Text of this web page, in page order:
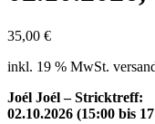
35,00 €
inkl. 19 % MwSt.
Joél Joél – Stricktreff:
02.10.2026 (15:00 bis